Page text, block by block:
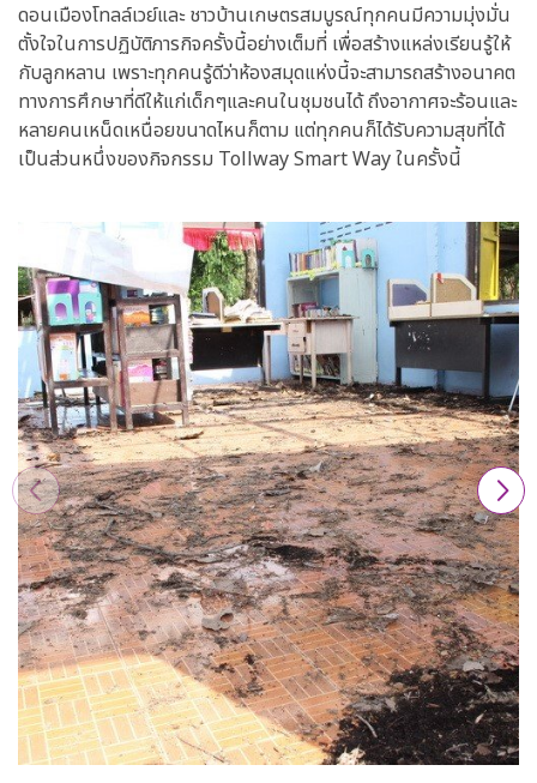
ดอนเมืองโทลล์เวย์และ ชาวบ้านเกษตรสมบูรณ์ทุกคนมีความมุ่งมั่น
ตั้งใจในการปฏิบัติภารกิจครั้งนี้อย่างเต็มที่ เพื่อสร้างแหล่งเรียนรู้ให้
กับลูกหลาน เพราะทุกคนรู้ดีว่าห้องสมุดแห่งนี้จะสามารถสร้างอนาคต
ทางการศึกษาที่ดีให้แก่เด็กๆและคนในชุมชนได้ ถึงอากาศจะร้อนและ
หลายคนเหน็ดเหนื่อยขนาดไหนก็ตาม แต่ทุกคนก็ได้รับความสุขที่ได้
เป็นส่วนหนึ่งของกิจกรรม Tollway Smart Way ในครั้งนี้